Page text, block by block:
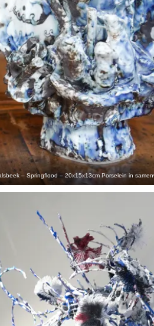
– Springflood – 20x15x13cm Porselein in